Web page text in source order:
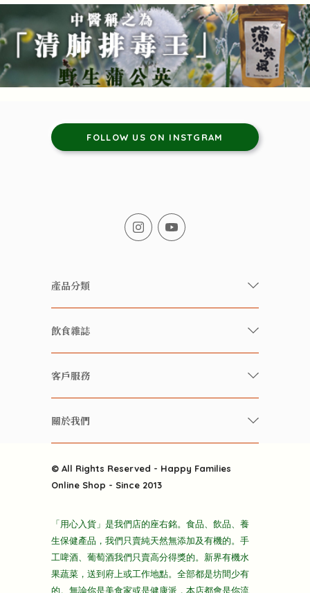
FOLLOW US ON INSTGRAM
產品分類
有機/無農藥新鮮蔬果
有機 / 無添加飲品
養生保健好東西
酒類
雜貨部
折上折大特價
主頁
飲食雜誌
快樂家庭 飲食雜誌
雲南搜食記
粒粒皆辛苦
快樂電視台
客戶服務
常見問題
關於我們
送貨
隱私政策
© All Rights Reserved - Happy Families
Online Shop - Since 2013
「用心入貨」是我們店的座右銘。食品、飲品、養
生保健產品，我們只賣純天然無添加及有機的。手
工啤酒、葡萄酒我們只賣高分得獎的。新界有機水
果蔬菜，送到府上或工作地點。全部都是坊間少有
的。無論你是美食家或是健康派，本店都會是你流